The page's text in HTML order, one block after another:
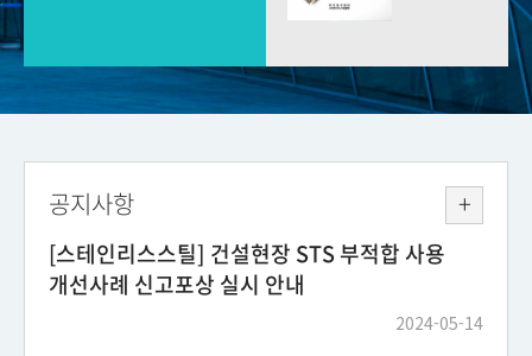
공지사항
[스테인리스스틸] 건설현장 STS 부적합 사용
개선사례 신고포상 실시 안내
2024-05-14